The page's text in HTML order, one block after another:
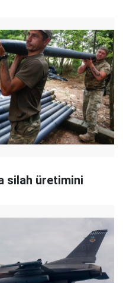
silah üretimini